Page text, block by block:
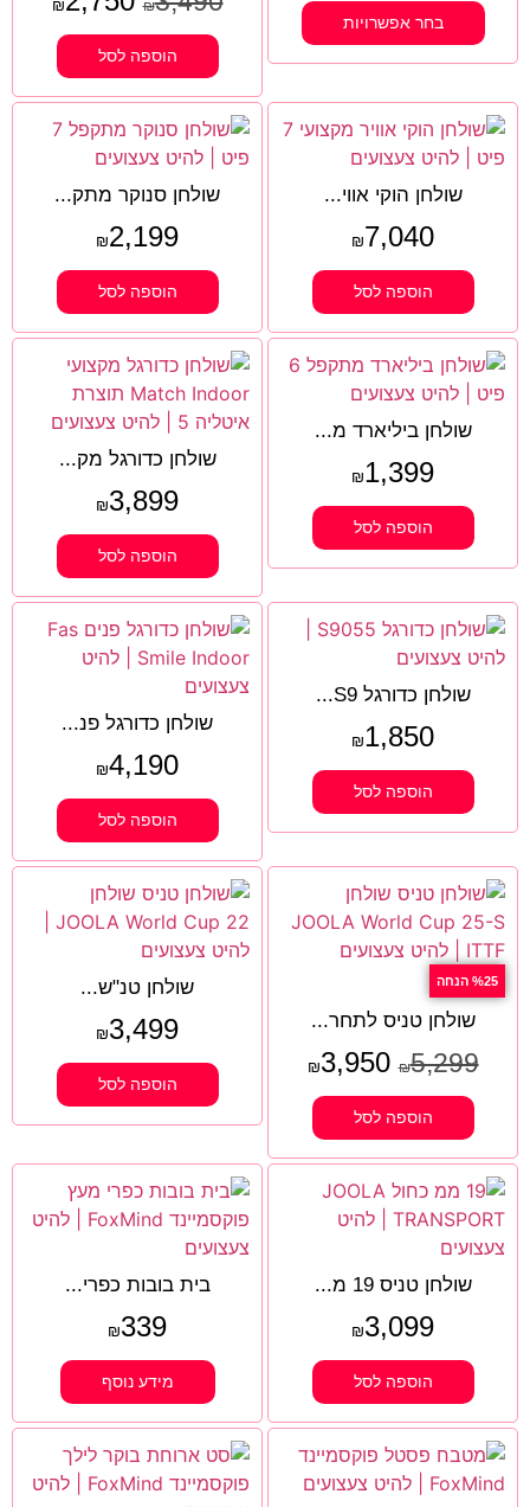
בחר אפשרויות
₪
₪
הוספה לסל
שולחן הוקי אווי...
₪7,040
הוספה לסל
שולחן סנוקר מתק...
₪2,199
הוספה לסל
שולחן ביליארד מ...
₪1,399
הוספה לסל
שולחן כדורגל מק...
₪3,899
הוספה לסל
שולחן כדורגל S9...
₪1,850
הוספה לסל
שולחן כדורגל פנ...
₪4,190
הוספה לסל
%25 הנחה
שולחן טניס לתחר...
₪5,299
₪3,950
הוספה לסל
שולחן טנ"ש...
₪3,499
הוספה לסל
שולחן טניס 19 מ...
₪3,099
הוספה לסל
בית בובות כפרי...
₪339
מידע נוסף